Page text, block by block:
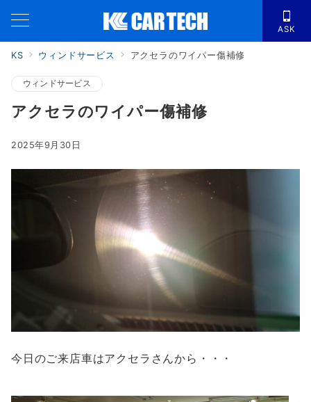
ASK
KS ウィンドサービス アクセラのワイパー傷補修
ウィンドサービス
アクセラのワイパー傷補修
2025年9月30日
今日のご来店車はアクセラさんから・・・